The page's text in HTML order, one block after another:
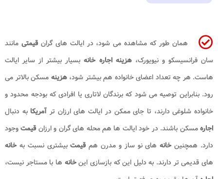
همان طور که مشاهده می شود، در ایالت های گرانقیمتی مانند
سان فرانسیسکو و نیویورک،هزینه اجاره خانهبسیار بیشتر از سایر ایالت
هاست. هر چه تعداد اعضای خانواده هم بیشتر شود،هزینه مسکن بالاتر می
رود. بنابراین توصیه می شود که برندگان لاتاری یا افرادی که بودجه محدود و
خانواده شلوغی دارند، تا جای ممکن در ایالت های ارزان تر آمریکابه دنبال
اجارهمسکن باشند. در خود ایالت ها هم محله های گران و ارزانقیمتوجود
دارد. همچنینخانه های نو ساز و مدرن همقیمتبیشتری نسبت بهخانه
های قدیمی تر دارند. به دلیل این که بازسازی اینخانه ها با مستاجر نیست،